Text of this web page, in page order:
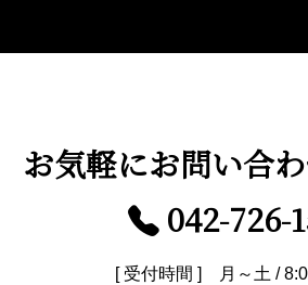
お気軽にお問い合
042-726-
[ 受付時間 ] 月～土 /